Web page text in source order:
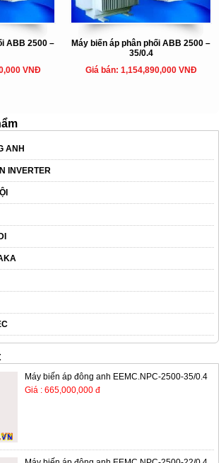
ABB 2500 –
VNĐ
Máy biến áp phân phối ABB 2500 –
35/0.4
Giá bán: 1,154,890,000 VNĐ
ANH
INVERTER
Máy biến áp đông anh EEMC.NPC-2500-35/0.4
Giá : 665,000,000 đ